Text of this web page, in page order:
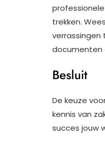
trekken.
verrassingen
documenten
Besluit
De keuze
kennis van
succes jouw